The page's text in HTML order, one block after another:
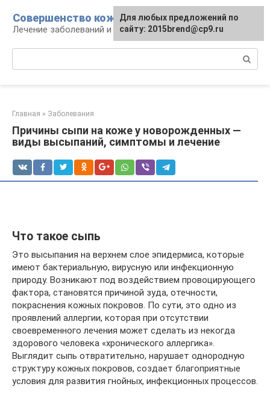
контенту
Совершенство кожи
Лечение заболеваний и уход за кожей
Главная » Заболевания
Причины сыпи на коже у новорожденных —
виды высыпаний, симптомы и лечение
Что такое сыпь
Это высыпания на верхнем слое эпидермиса, которые
имеют бактериальную, вирусную или инфекционную
природу. Возникают под воздействием провоцирующего
фактора, становятся причиной зуда, отечности,
покраснения кожных покровов. По сути, это одно из
проявлений аллергии, которая при отсутствии
своевременного лечения может сделать из некогда
здорового человека «хронического аллергика».
Выглядит сыпь отвратительно, нарушает однородную
структуру кожных покровов, создает благоприятные
условия для развития гнойных, инфекционных процессов.
Для любых предложений по
сайту: 2015brend@cp9.ru